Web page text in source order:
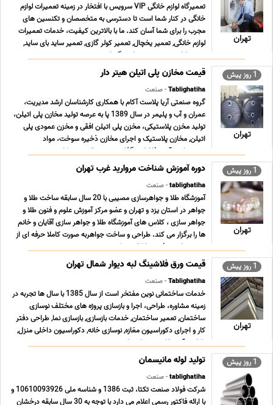
تهران
تعمیرگاه لوازم خانگی VIP سرویس با افتخار در زمینه تعمیرات لوازم
خانگی در کنار شما است تا دسترسی به متخصصان و تکنسین های
مجرب را برای شما آسان کند. ما با بالاترین کیفیت، خدمات تعمیرات
لوازم خانگی, تعمیر یخچال, تعمیر کولر گازی, تعمیر ساید بای ساید,
تعمیر لباسشویی, تعمیر پکیج گرمایش ... ...
1 روز پیش
تهران
قیمت مخازن پلی اتیلن هیتر دار
Tablighatiha- صنعت
گروه صنعتی آریا پلاست آکام با همکاری کارشناسان ارشد مدیریت،
عمران و آب و پلیمر در سال 1389 پا به عرصه تولید مخازن پلی اتیلن،
تولید مخزن پلاستیکی، مخزن پلی اتیلن افقی و مخزن عمودی پلی
اتیلن, مخازن پلاستیک و اجرای مخازن ذخیره سوخت، مواد
شمیمیایی، آب و فاضلاب گذاشت و هم اکنون در کار ... ...
1 روز پیش
تهران
دوره آموزش شناخت مروارید غرب تهران
tablighatiha- صنعت
آموزشگاه طلا و جواهرسازی مصیبی با 20 سال سابقه ساخت طلا و
جواهر در استان یزد و تهران و عضو مرکز آموزش علوم و فنون طلا و
جواهر سازى ، کلاس هاى آموزشگاه طلا و جواهر سازى آقایان و خانم
ها را برگزار می کند. طراحى و ساخت جواهربه صورت کاملا حرفه اى از
مبتدى تا پیشرفته و با ارائه مدرک د ... ...
1 روز پیش
تهران
قیمت ورق فلاشینگ لبه دیوار شمال تهران
Tablighatiha- صنعت
خدمات ساختمانی نوین مفتخر است از سال 1385 با سال ها تجربه در
زمینه مشاوره، طراحی، اجرا و بازسازی پروژه های مختلف نوسازی
ساختمان, تعمیر ساختمان, خدمات بازسازی, بازسازی نما, طراحی دفتر
کار و اجرای دکوراسیون مغازه, نوسازی خانه, دکوراسیون داخلی منزل,
طراحی آشپزخانه, محوطه سازی و نصب ... ...
1 روز پیش تولید لوله مانیسمان
tablighatiha- صنعت
شرکت فولاد صنعت تکتا، ثبت 1386 و شناسه ملی 10610093926 و
با ارائه فاکتور رسمی اعلام می دارد با توجه به 30 سال سابقه درخشان